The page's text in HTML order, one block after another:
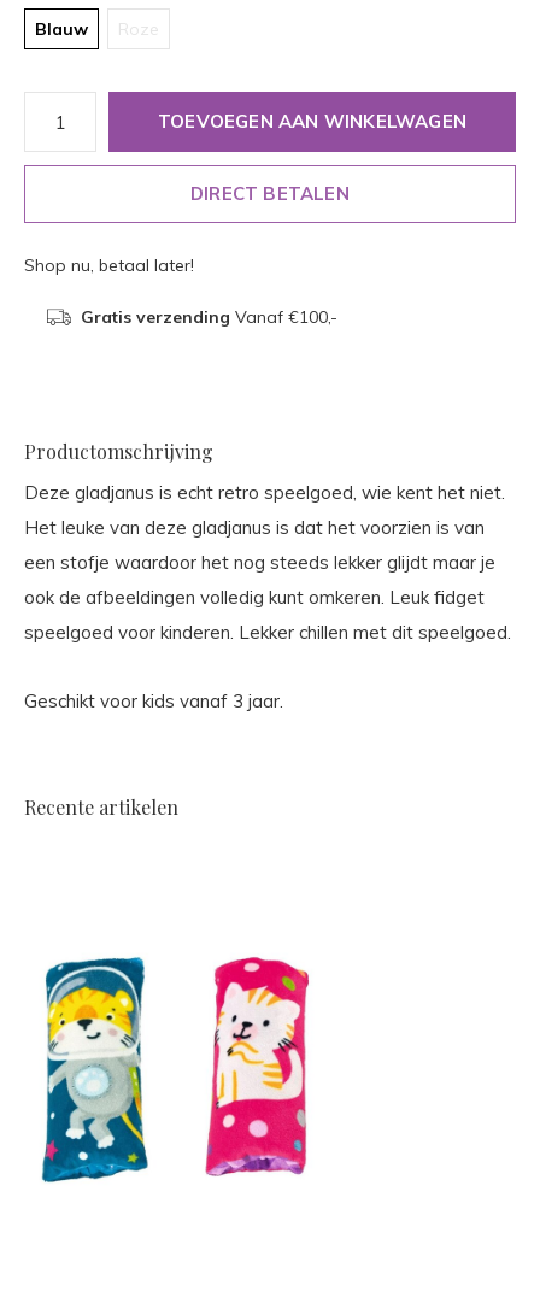
Blauw Roze
TOEVOEGEN AAN WINKELWAGEN
DIRECT BETALEN
Shop nu, betaal later!
Gratis verzending Vanaf €100,-
Productomschrijving
Deze gladjanus is echt retro speelgoed, wie kent het niet.
Het leuke van deze gladjanus is dat het voorzien is van
een stofje waardoor het nog steeds lekker glijdt maar je
ook de afbeeldingen volledig kunt omkeren. Leuk fidget
speelgoed voor kinderen. Lekker chillen met dit speelgoed.
Geschikt voor kids vanaf 3 jaar.
Recente artikelen